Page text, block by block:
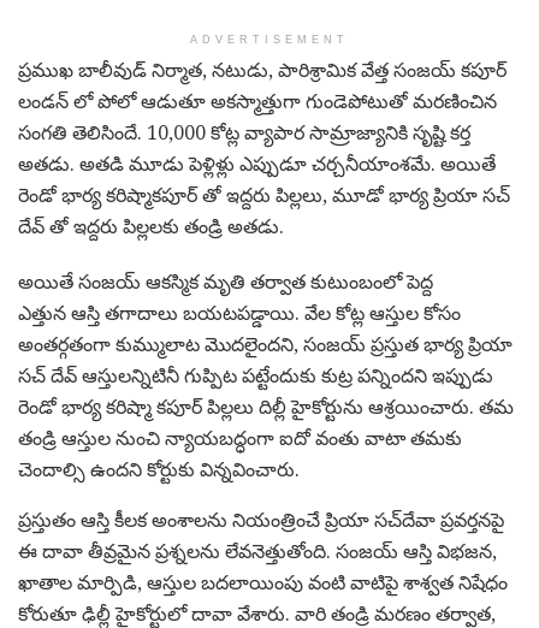
ADVERTISEMENT
ప్ర‌ముఖ బాలీవుడ్ నిర్మాత‌, న‌టుడు, పారిశ్రామిక వేత్త సంజ‌య్ క‌పూర్
లండ‌న్ లో పోలో ఆడుతూ అక‌స్మాత్తుగా గుండెపోటుతో మ‌ర‌ణించిన
సంగ‌తి తెలిసిందే. 10,000 కోట్ల వ్యాపార సామ్రాజ్యానికి సృష్టి క‌ర్త
అత‌డు. అత‌డి మూడు పెళ్లిళ్లు ఎప్పుడూ చ‌ర్చ‌నీయాంశ‌మే. అయితే
రెండో భార్య క‌రిష్మాక‌పూర్ తో ఇద్ద‌రు పిల్ల‌లు, మూడో భార్య ప్రియా స‌చ్
దేవ్ తో ఇద్ద‌రు పిల్ల‌ల‌కు తండ్రి అత‌డు.
అయితే సంజ‌య్ ఆకస్మిక మృతి త‌ర్వాత కుటుంబంలో పెద్ద
ఎత్తున ఆస్తి త‌గాదాలు బ‌య‌ట‌ప‌డ్డాయి. వేల కోట్ల ఆస్తుల కోసం
అంత‌ర్గ‌తంగా కుమ్ములాట మొద‌లైంద‌ని, సంజ‌య్ ప్ర‌స్తుత భార్య ప్రియా
స‌చ్ దేవ్ ఆస్తుల‌న్నిటినీ గుప్పిట ప‌ట్టేందుకు కుట్ర ప‌న్నింద‌ని ఇప్పుడు
రెండో భార్య‌ క‌రిష్మా క‌పూర్ పిల్ల‌లు దిల్లీ హైకోర్టును ఆశ్ర‌యించారు. త‌మ
తండ్రి ఆస్తుల నుంచి న్యాయ‌బ‌ద్ధంగా ఐదో వంతు వాటా త‌మ‌కు
చెందాల్సి ఉందని కోర్టుకు విన్న‌వించారు.
ప్రస్తుతం ఆస్తి కీలక అంశాలను నియంత్రించే ప్రియా సచ్‌దేవా ప్రవర్తన‌పై
ఈ దావా తీవ్రమైన ప్రశ్నలను లేవనెత్తుతోంది. సంజ‌య్ ఆస్తి విభజన,
ఖాతాల మార్పిడి, ఆస్తుల బ‌ద‌లాయింపు వంటి వాటిపై శాశ్వత నిషేధం
కోరుతూ ఢిల్లీ హైకోర్టులో దావా వేశారు. వారి తండ్రి మరణం తర్వాత,